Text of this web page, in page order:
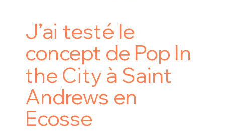
J’ai testé le
concept de Pop In
the City à Saint
Andrews en
Ecosse